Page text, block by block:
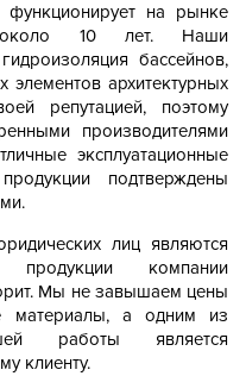
функционирует на рынке
около 10 лет. Наши
бассейнов,
элементов архитектурных
репутацией, поэтому
производителями
эксплуатационные
подтверждены
лиц являются
продукции компании
Мы не завышаем цены
материалы, а одним из
работы является
клиенту.